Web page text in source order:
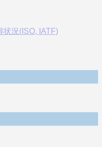
状況(ISO, IATF)